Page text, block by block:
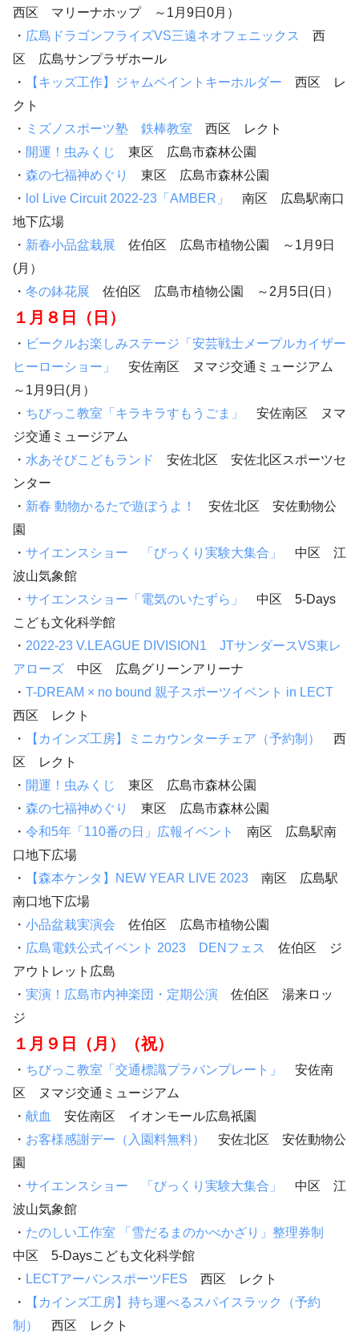
西区 マリーナホップ ～1月9日0月）
・ 広島ドラゴンフライズVS三遠ネオフェニックス
西
区 広島サンプラザホール
・
【キッズ工作】ジャムペイントキーホルダー 西区 レ
クト
・ ミズノスポーツ塾 鉄棒教室 西区 レクト
・ 開運！虫みくじ
東区 広島市森林公園
・ 森の七福神めぐり
東区 広島市森林公園
・ lol Live Circuit 2022-23「AMBER」
南区 広島駅南口
地下広場
・ 新春小品盆栽展 佐伯区 広島市植物公園 ～1月9日
(月）
・ 冬の鉢花展 佐伯区 広島市植物公園 ～2月5日(日）
１月８日（日）
・ ビークルお楽しみステージ「安芸戦士メープルカイザー
ヒーローショー」
安佐南区 ヌマジ交通ミュージアム
～1月9日(月）
・ ちびっこ教室「キラキラすもうごま」
安佐南区 ヌマ
ジ交通ミュージアム
・ 水あそびこどもランド
安佐北区 安佐北区スポーツセ
ンター
・ 新春 動物かるたで遊ぼうよ！
安佐北区 安佐動物公
園
・ サイエンスショー 「びっくり実験大集合」
中区 江
波山気象館
・ サイエンスショー「電気のいたずら」
中区 5-Days
こども文化科学館
・ 2022-23 V.LEAGUE DIVISION1 JTサンダースVS東レ
アローズ 中区 広島グリーンアリーナ
・ T-DREAM × no bound 親子スポーツイベント in LECT
西区 レクト
・
【カインズ工房】ミニカウンターチェア（予約制）
西
区 レクト
・ 開運！虫みくじ
東区 広島市森林公園
・ 森の七福神めぐり
東区 広島市森林公園
・ 令和5年「110番の日」広報イベント
南区 広島駅南
口地下広場
・
【森本ケンタ】NEW YEAR LIVE 2023 南区 広島駅
南口地下広場
・ 小品盆栽実演会 佐伯区 広島市植物公園
・ 広島電鉄公式イベント 2023 DENフェス
佐伯区 ジ
アウトレット広島
・ 実演！広島市内神楽団・定期公演 佐伯区 湯来ロッ
ジ
１月９日（月）（祝）
・ ちびっこ教室「交通標識プラバンプレート」
安佐南
区 ヌマジ交通ミュージアム
・ 献血
安佐南区 イオンモール広島祇園
・ お客様感謝デー（入園料無料）
安佐北区 安佐動物公
園
・ サイエンスショー 「びっくり実験大集合」
中区 江
波山気象館
・ たのしい工作室 「雪だるまのかべかざり」整理券制
中区 5-Daysこども文化科学館
・ LECTアーバンスポーツFES 西区 レクト
・
【カインズ工房】持ち運べるスパイスラック（予約
制）
西区 レクト